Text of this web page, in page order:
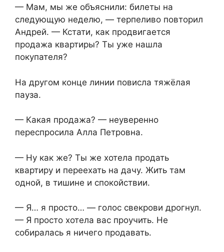
— Мам, мы же объяснили: билеты на
следующую неделю, — терпеливо повторил
Андрей. — Кстати, как продвигается
продажа квартиры? Ты уже нашла
покупателя?
На другом конце линии повисла тяжёлая
пауза.
— Какая продажа? — неуверенно
переспросила Алла Петровна.
— Ну как же? Ты же хотела продать
квартиру и переехать на дачу. Жить там
одной, в тишине и спокойствии.
— Я… я просто… — голос свекрови дрогнул.
— Я просто хотела вас проучить. Не
собиралась я ничего продавать.